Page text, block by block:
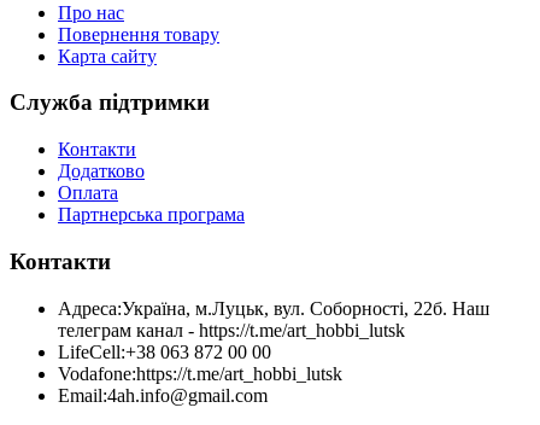
Про нас
Повернення товару
Карта сайту
Служба підтримки
Контакти
Додатково
Оплата
Партнерська програма
Контакти
Адреса:Україна, м.Луцьк, вул. Соборності, 22б. Наш
телеграм канал - https://t.me/art_hobbi_lutsk
LifeCell:+38 063 872 00 00
Vodafone:https://t.me/art_hobbi_lutsk
Email:4ah.info@gmail.com